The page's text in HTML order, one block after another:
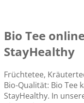
Bio Tee
StayHealthy
Früchtetee,
Bio-Qualität: Bio Tee
StayHealthy. In